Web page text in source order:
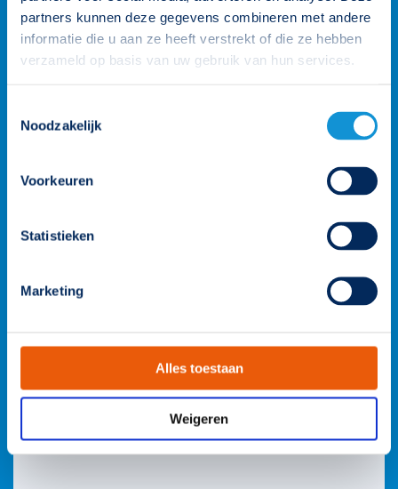
partners kunnen deze gegevens combineren met andere
informatie die u aan ze heeft verstrekt of die ze hebben
verzameld op basis van uw gebruik van hun services.
Noodzakelijk
Voorkeuren
Statistieken
Marketing
Alles toestaan
Weigeren
info@famostar.nl